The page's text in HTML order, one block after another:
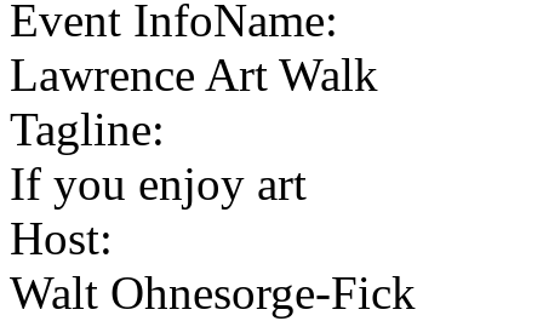
Event InfoName:
Lawrence Art Walk
Tagline:
If you enjoy art
Host:
Walt Ohnesorge-Fick